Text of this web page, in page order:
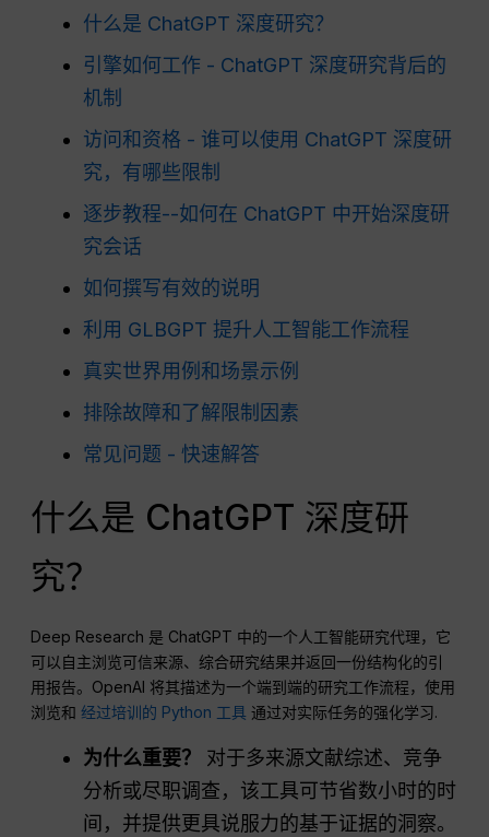
什么是 ChatGPT 深度研究？
引擎如何工作 - ChatGPT 深度研究背后的
机制
访问和资格 - 谁可以使用 ChatGPT 深度研
究，有哪些限制
逐步教程--如何在 ChatGPT 中开始深度研
究会话
如何撰写有效的说明
利用 GLBGPT 提升人工智能工作流程
真实世界用例和场景示例
排除故障和了解限制因素
常见问题 - 快速解答
什么是 ChatGPT 深度研
究？
Deep Research 是 ChatGPT 中的一个人工智能研究代理，它
可以自主浏览可信来源、综合研究结果并返回一份结构化的引
用报告。OpenAI 将其描述为一个端到端的研究工作流程，使用
浏览和经过培训的 Python 工具 通过对实际任务的强化学习.
为什么重要？
对于多来源文献综述、竞争
分析或尽职调查，该工具可节省数小时的时
间，并提供更具说服力的基于证据的洞察。